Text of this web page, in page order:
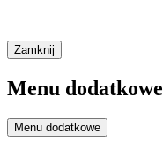
Zamknij
Menu dodatkowe
Menu dodatkowe